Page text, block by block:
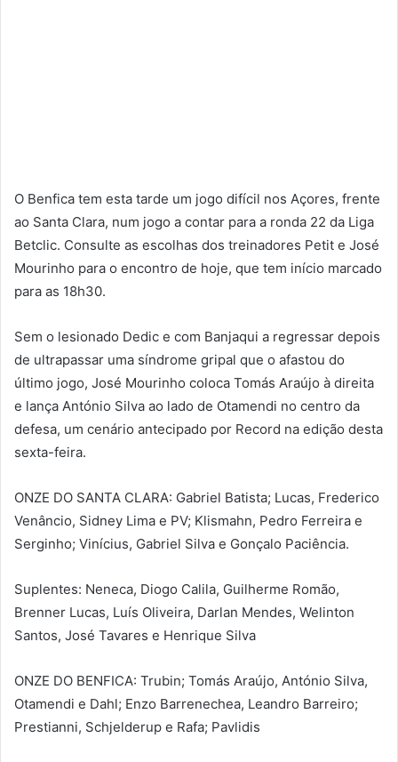
O Benfica tem esta tarde um jogo difícil nos Açores, frente
ao Santa Clara, num jogo a contar para a ronda 22 da Liga
Betclic. Consulte as escolhas dos treinadores Petit e José
Mourinho para o encontro de hoje, que tem início marcado
para as 18h30.
Sem o lesionado Dedic e com Banjaqui a regressar depois
de ultrapassar uma síndrome gripal que o afastou do
último jogo, José Mourinho coloca Tomás Araújo à direita
e lança António Silva ao lado de Otamendi no centro da
defesa, um cenário antecipado por Record na edição desta
sexta-feira.
ONZE DO SANTA CLARA: Gabriel Batista; Lucas, Frederico
Venâncio, Sidney Lima e PV; Klismahn, Pedro Ferreira e
Serginho; Vinícius, Gabriel Silva e Gonçalo Paciência.
Suplentes: Neneca, Diogo Calila, Guilherme Romão,
Brenner Lucas, Luís Oliveira, Darlan Mendes, Welinton
Santos, José Tavares e Henrique Silva
ONZE DO BENFICA: Trubin; Tomás Araújo, António Silva,
Otamendi e Dahl; Enzo Barrenechea, Leandro Barreiro;
Prestianni, Schjelderup e Rafa; Pavlidis